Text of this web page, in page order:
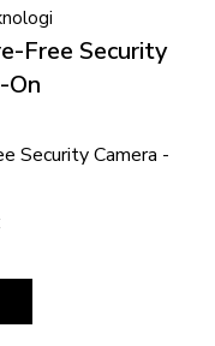
Free Security
On